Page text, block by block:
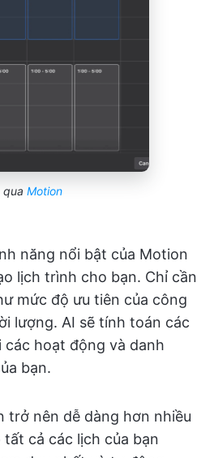
qua Motion
năng nổi bật của Motion
lịch trình cho bạn. Chỉ cần
mức độ ưu tiên của công
lượng. AI sẽ tính toán các
hoạt động và danh
bạn.
trở nên dễ dàng hơn nhiều
cả các lịch của bạn